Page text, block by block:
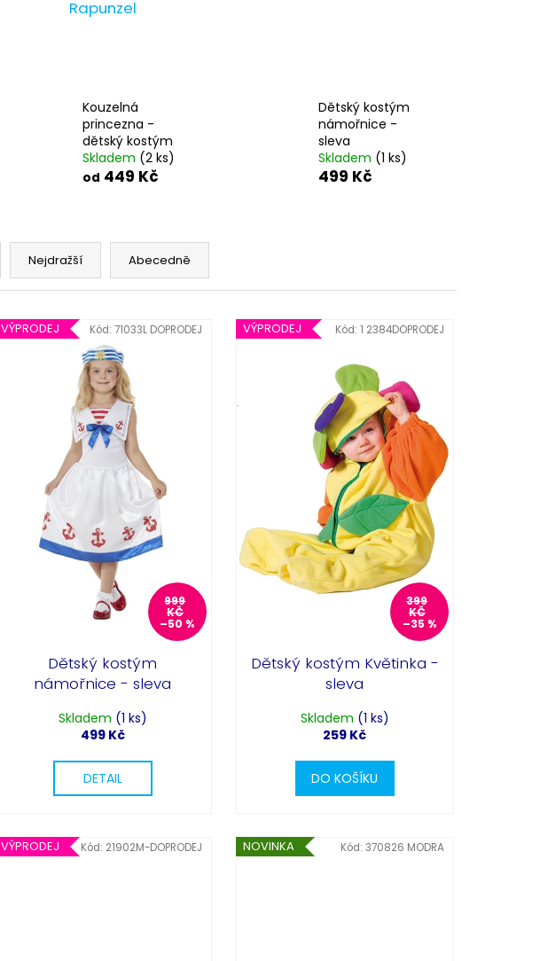
Rapunzel
Kouzelná
princezna -
dětský kostým
Skladem (2 ks)
od 449 Kč
Dětský kostým
námořnice -
sleva
Skladem (1 ks)
499 Kč
Nejdražší Abecedně
VÝPRODEJ
999
KČ
–50 %
Dětský kostým
námořnice - sleva
Skladem (1 ks)
499 Kč
DETAIL
Kód: 71033L DOPRODEJ VÝPRODEJ
399
KČ
–35 %
Dětský kostým Květinka -
sleva
Skladem (1 ks)
259 Kč
DO KOŠÍKU
Kód: 1 2384DOPRODEJ
VÝPRODEJ Kód: 21902M-DOPRODEJ NOVINKA Kód: 370826 MODRA
Partykostym.cz - online